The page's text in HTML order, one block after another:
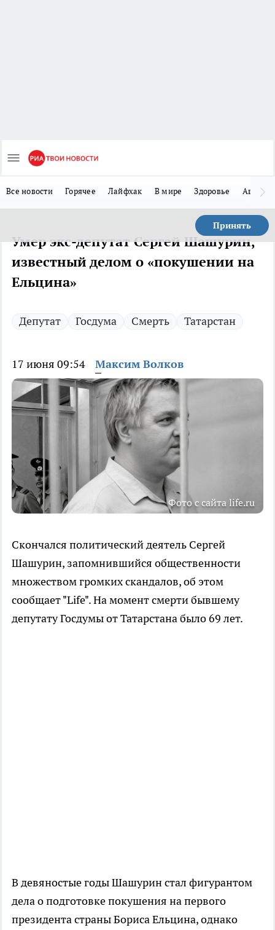
Все новости Горячее Лайфхак В мире Здоровье Авто
Принять
Умер экс-депутат Сергей Шашурин,
известный делом о «покушении на
Ельцина»
Депутат Госдума Смерть Татарстан
17 июня 09:54 Максим Волков
Фото с сайта life.ru
Скончался политический деятель Сергей
Шашурин, запомнившийся общественности
множеством громких скандалов, об этом
сообщает "Life". На момент смерти бывшему
депутату Госдумы от Татарстана было 69 лет.
В девяностые годы Шашурин стал фигурантом
дела о подготовке покушения на первого
президента страны Бориса Ельцина, однако